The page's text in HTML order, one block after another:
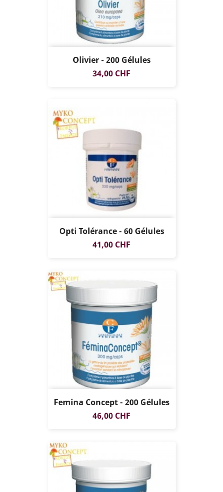
Olivier - 200 Gélules
Prix
34,00 CHF
Opti Tolérance - 60 Gélules
Prix
41,00 CHF
Femina Concept - 200 Gélules
Prix
46,00 CHF